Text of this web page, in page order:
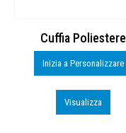
Cuffia Poliestere
Inizia a Personalizzare
Visualizza